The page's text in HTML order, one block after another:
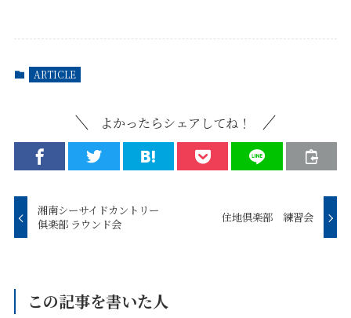
ARTICLE
よかったらシェアしてね！
湘南シーサイドカントリー
俱楽部 ラウンド会
住地倶楽部 練習会
この記事を書いた人